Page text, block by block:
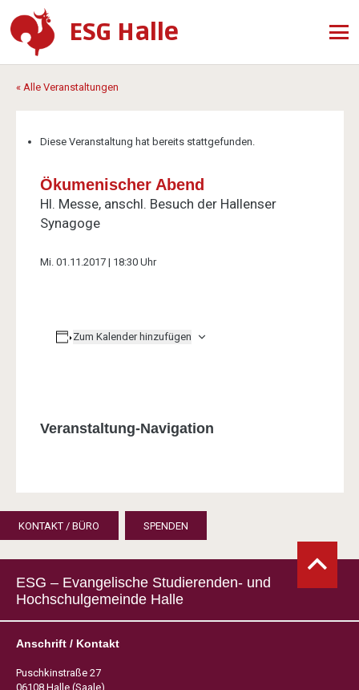
ESG Halle
« Alle Veranstaltungen
Diese Veranstaltung hat bereits stattgefunden.
Ökumenischer Abend
Hl. Messe, anschl. Besuch der Hallenser
Synagoge
Mi. 01.11.2017 | 18:30 Uhr
Zum Kalender hinzufügen
Veranstaltung-Navigation
KONTAKT / BÜRO SPENDEN
ESG – Evangelische Studierenden- und
Hochschulgemeinde Halle
Anschrift / Kontakt
Puschkinstraße 27
06108 Halle (Saale)